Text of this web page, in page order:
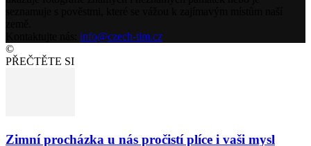
info@czech-tim.cz
©
PŘEČTĚTE SI
Zimní procházka u nás pročistí plíce i vaši mysl